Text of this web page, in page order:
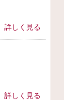
詳しく見る
詳しく見る